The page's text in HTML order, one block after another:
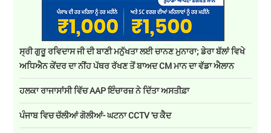
ਸ੍ਰੀ ਗੁਰੂ ਰਵਿਦਾਸ ਜੀ ਦੀ ਬਾਣੀ ਮਨੁੱਖਤਾ ਲਈ ਚਾਨਣ ਮੁਨਾਰਾ; ਡੇਰਾ ਬੱਲਾਂ ਵਿਖੇ
ਅਧਿਐਨ ਕੇਂਦਰ ਦਾ ਨੀਂਹ ਪੱਥਰ ਰੱਖਣ ਤੋਂ ਬਾਅਦ CM ਮਾਨ ਦਾ ਵੱਡਾ ਐਲਾਨ
ਹਲਕਾ ਰਾਜਾਸਾਂਸੀ ਵਿੱਚ AAP ਇੰਚਾਰਜ਼ ਨੇ ਦਿੱਤਾ ਅਸਤੀਫ਼ਾ
ਪੰਜਾਬ ਵਿਚ ਚੱਲੀਆਂ ਗੋਲੀਆਂ- ਘਟਨਾ CCTV 'ਚ ਕੈਦ